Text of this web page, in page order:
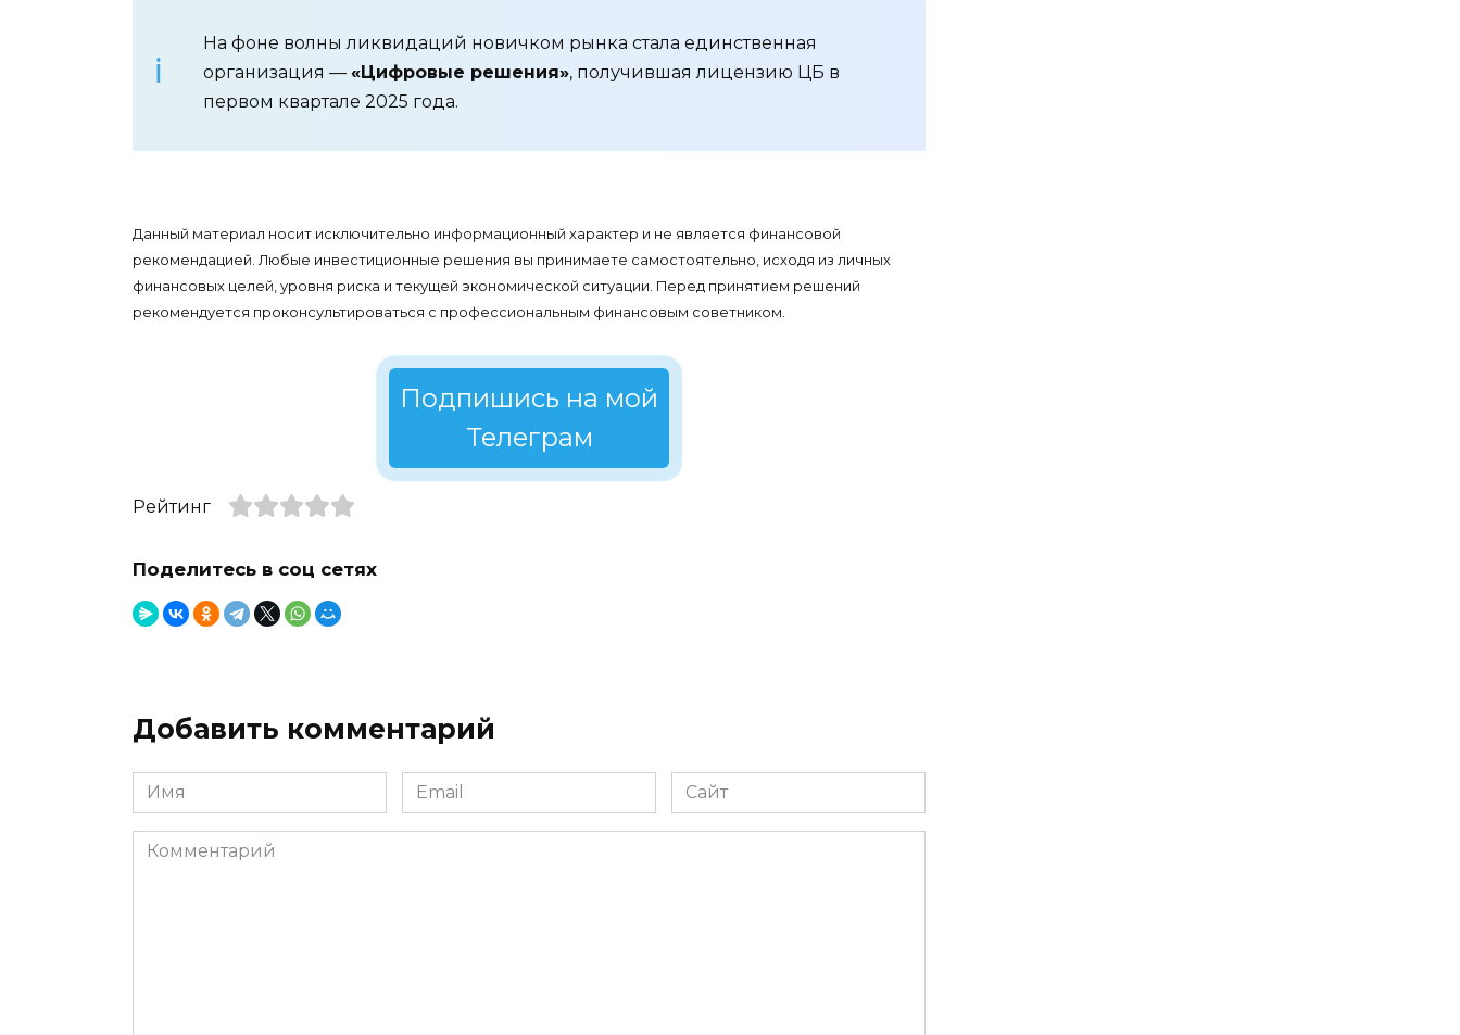
На фоне волны ликвидаций новичком рынка стала единственная
организация — «Цифровые решения», получившая лицензию ЦБ в
первом квартале 2025 года.
Данный материал носит исключительно информационный характер и не является финансовой
рекомендацией. Любые инвестиционные решения вы принимаете самостоятельно, исходя из личных
финансовых целей, уровня риска и текущей экономической ситуации. Перед принятием решений
рекомендуется проконсультироваться с профессиональным финансовым советником.
Подпишись на мой
Телеграм
Рейтинг
Поделитесь в соц сетях
Добавить комментарий
Имя
*
Email
*
Сайт
Комментарий